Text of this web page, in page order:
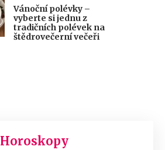
Vánoční polévky –
vyberte si jednu z
tradičních polévek na
štědrovečerní večeři
Horoskopy